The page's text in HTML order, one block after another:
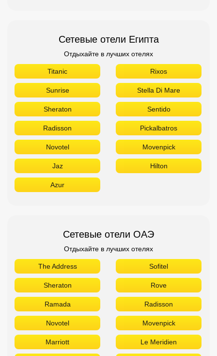
Сетевые отели Египта
Отдыхайте в лучших отелях
Titanic Rixos
Sunrise Stella Di Mare
Sheraton Sentido
Radisson Pickalbatros
Novotel Movenpick
Jaz Hilton
Azur
Сетевые отели ОАЭ
Отдыхайте в лучших отелях
The Address Sofitel
Sheraton Rove
Ramada Radisson
Novotel Movenpick
Marriott Le Meridien